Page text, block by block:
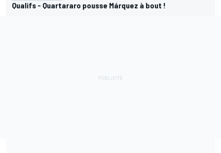
Qualifs - Quartararo pousse Márquez à bout !